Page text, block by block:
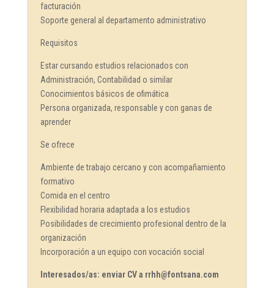
facturación
Soporte general al departamento administrativo
Requisitos
Estar cursando estudios relacionados con
Administración, Contabilidad o similar
Conocimientos básicos de ofimática
Persona organizada, responsable y con ganas de
aprender
Se ofrece
Ambiente de trabajo cercano y con acompañamiento
formativo
Comida en el centro
Flexibilidad horaria adaptada a los estudios
Posibilidades de crecimiento profesional dentro de la
organización
Incorporación a un equipo con vocación social
Interesados/as: enviar CV a rrhh@fontsana.com